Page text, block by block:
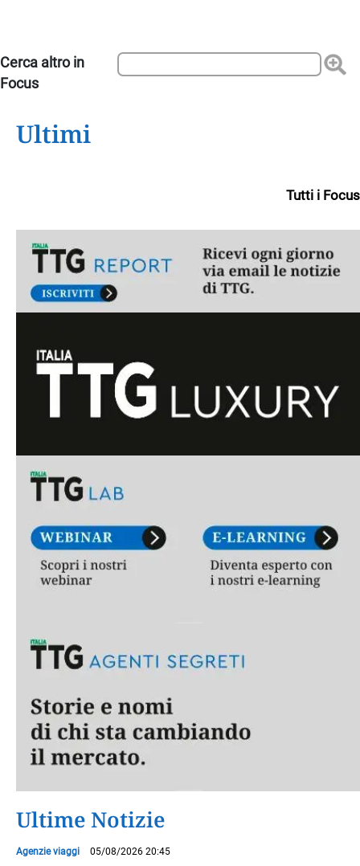
Ultimi
Tutti i Focus
Ultime Notizie
Agenzie viaggi 05/08/2026 20:45